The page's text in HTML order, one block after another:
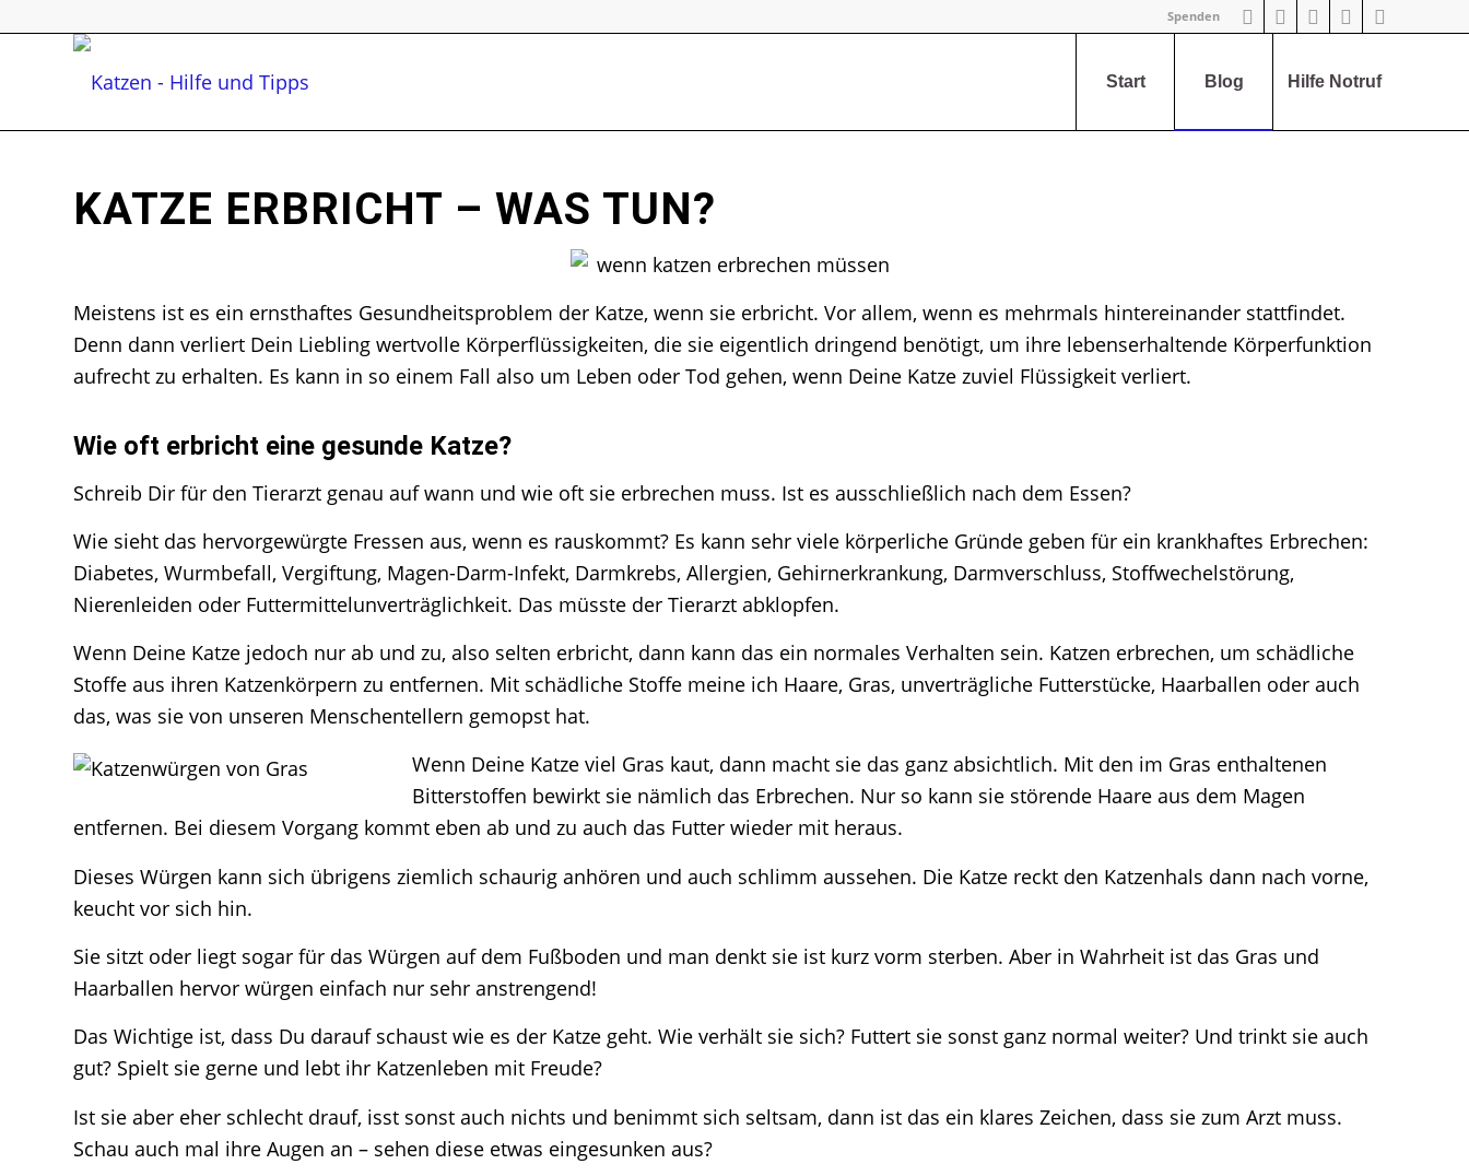
Spenden
Start Blog Hilfe Notruf
KATZE ERBRICHT – WAS TUN?
Meistens ist es ein ernsthaftes Gesundheitsproblem der Katze, wenn sie erbricht. Vor allem, wenn es mehrmals hintereinander stattfindet.
Denn dann verliert Dein Liebling wertvolle Körperflüssigkeiten, die sie eigentlich dringend benötigt, um ihre lebenserhaltende Körperfunktion
aufrecht zu erhalten. Es kann in so einem Fall also um Leben oder Tod gehen, wenn Deine Katze zuviel Flüssigkeit verliert.
Wie oft erbricht eine gesunde Katze?
Schreib Dir für den Tierarzt genau auf wann und wie oft sie erbrechen muss. Ist es ausschließlich nach dem Essen?
Wie sieht das hervorgewürgte Fressen aus, wenn es rauskommt? Es kann sehr viele körperliche Gründe geben für ein krankhaftes Erbrechen:
Diabetes, Wurmbefall, Vergiftung, Magen-Darm-Infekt, Darmkrebs, Allergien, Gehirnerkrankung, Darmverschluss, Stoffwechelstörung,
Nierenleiden oder Futtermittelunverträglichkeit. Das müsste der Tierarzt abklopfen.
Wenn Deine Katze jedoch nur ab und zu, also selten erbricht, dann kann das ein normales Verhalten sein. Katzen erbrechen, um schädliche
Stoffe aus ihren Katzenkörpern zu entfernen. Mit schädliche Stoffe meine ich Haare, Gras, unverträgliche Futterstücke, Haarballen oder auch
das, was sie von unseren Menschentellern gemopst hat.
Wenn Deine Katze viel Gras kaut, dann macht sie das ganz absichtlich. Mit den im Gras enthaltenen
Bitterstoffen bewirkt sie nämlich das Erbrechen. Nur so kann sie störende Haare aus dem Magen
entfernen. Bei diesem Vorgang kommt eben ab und zu auch das Futter wieder mit heraus.
Dieses Würgen kann sich übrigens ziemlich schaurig anhören und auch schlimm aussehen. Die Katze reckt den Katzenhals dann nach vorne,
keucht vor sich hin.
Sie sitzt oder liegt sogar für das Würgen auf dem Fußboden und man denkt sie ist kurz vorm sterben. Aber in Wahrheit ist das Gras und
Haarballen hervor würgen einfach nur sehr anstrengend!
Das Wichtige ist, dass Du darauf schaust wie es der Katze geht. Wie verhält sie sich? Futtert sie sonst ganz normal weiter? Und trinkt sie auch
gut? Spielt sie gerne und lebt ihr Katzenleben mit Freude?
Ist sie aber eher schlecht drauf, isst sonst auch nichts und benimmt sich seltsam, dann ist das ein klares Zeichen, dass sie zum Arzt muss.
Schau auch mal ihre Augen an – sehen diese etwas eingesunken aus?